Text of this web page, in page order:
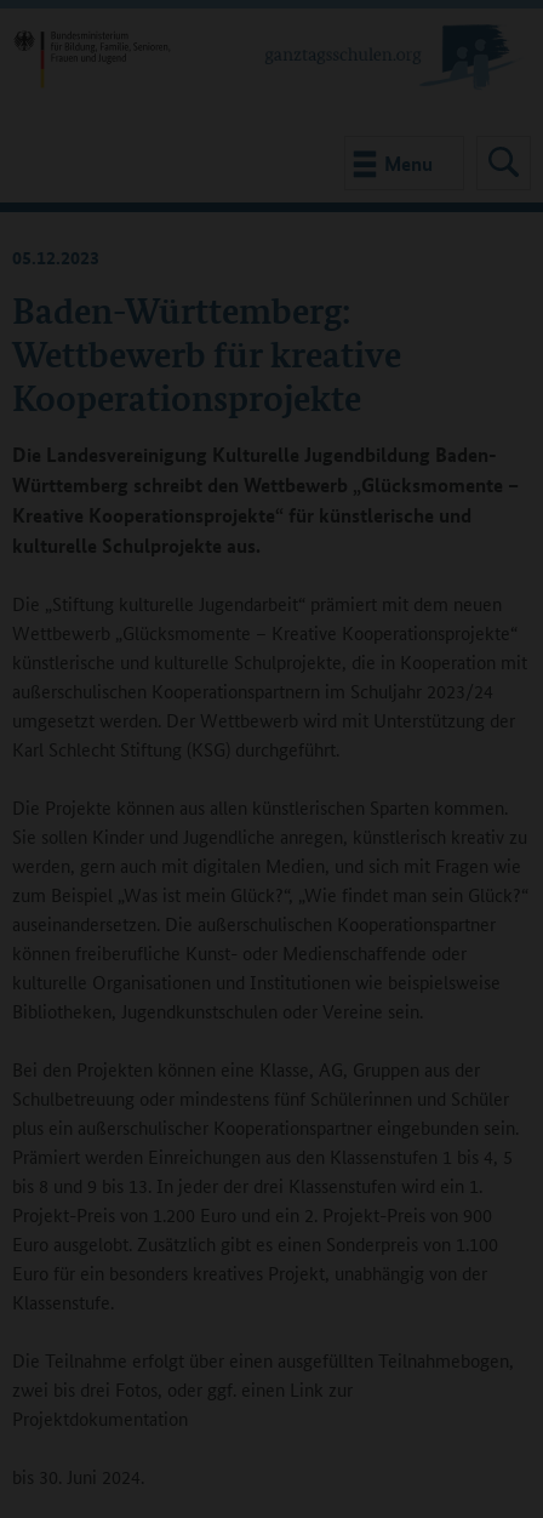
Menu
Baden-Württemberg:
Wettbewerb für kreative
Kooperationsprojekte
05.12.2023
Die Landesvereinigung Kulturelle Jugendbildung Baden-
Württemberg schreibt den Wettbewerb „Glücksmomente –
Kreative Kooperationsprojekte“ für künstlerische und
kulturelle Schulprojekte aus.
Die „Stiftung kulturelle Jugendarbeit“ prämiert mit dem neuen
Wettbewerb „Glücksmomente – Kreative Kooperationsprojekte“
künstlerische und kulturelle Schulprojekte, die in Kooperation mit
außerschulischen Kooperationspartnern im Schuljahr 2023/24
umgesetzt werden. Der Wettbewerb wird mit Unterstützung der
Karl Schlecht Stiftung (KSG) durchgeführt.
Die Projekte können aus allen künstlerischen Sparten kommen.
Sie sollen Kinder und Jugendliche anregen, künstlerisch kreativ zu
werden, gern auch mit digitalen Medien, und sich mit Fragen wie
zum Beispiel „Was ist mein Glück?“, „Wie findet man sein Glück?“
auseinandersetzen. Die außerschulischen Kooperationspartner
können freiberufliche Kunst- oder Medienschaffende oder
kulturelle Organisationen und Institutionen wie beispielsweise
Bibliotheken, Jugendkunstschulen oder Vereine sein.
Bei den Projekten können eine Klasse, AG, Gruppen aus der
Schulbetreuung oder mindestens fünf Schülerinnen und Schüler
plus ein außerschulischer Kooperationspartner eingebunden sein.
Prämiert werden Einreichungen aus den Klassenstufen 1 bis 4, 5
bis 8 und 9 bis 13. In jeder der drei Klassenstufen wird ein 1.
Projekt-Preis von 1.200 Euro und ein 2. Projekt-Preis von 900
Euro ausgelobt. Zusätzlich gibt es einen Sonderpreis von 1.100
Euro für ein besonders kreatives Projekt, unabhängig von der
Klassenstufe.
Die Teilnahme erfolgt über einen ausgefüllten Teilnahmebogen,
zwei bis drei Fotos, oder ggf. einen Link zur
Projektdokumentation
bis 30. Juni 2024.